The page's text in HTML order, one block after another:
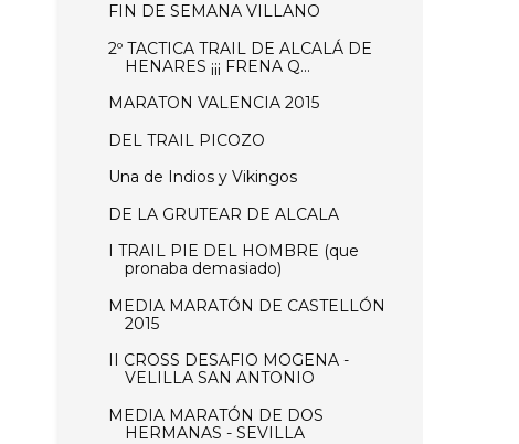
FIN DE SEMANA VILLANO
2º TACTICA TRAIL DE ALCALÁ DE
HENARES ¡¡¡ FRENA Q...
MARATON VALENCIA 2015
DEL TRAIL PICOZO
Una de Indios y Vikingos
DE LA GRUTEAR DE ALCALA
I TRAIL PIE DEL HOMBRE (que
pronaba demasiado)
MEDIA MARATÓN DE CASTELLÓN
2015
II CROSS DESAFIO MOGENA -
VELILLA SAN ANTONIO
MEDIA MARATÓN DE DOS
HERMANAS - SEVILLA